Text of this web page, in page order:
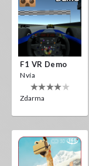
F1 VR Demo
Nvía
Zdarma